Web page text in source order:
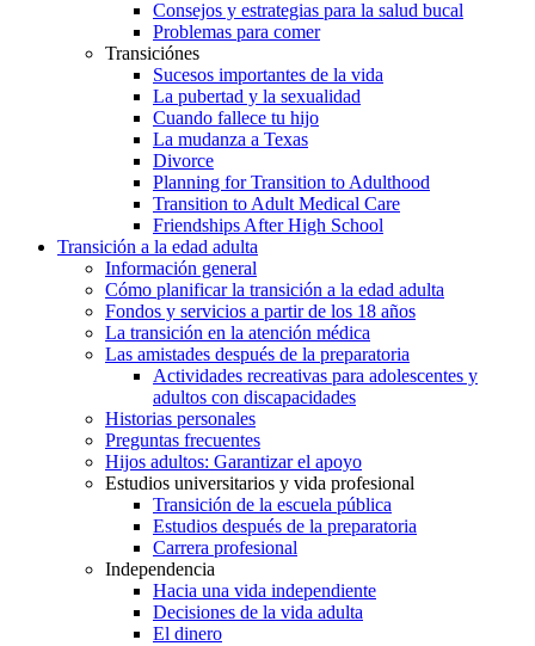
Consejos y estrategias para la salud bucal
Problemas para comer
Transiciónes
Sucesos importantes de la vida
La pubertad y la sexualidad
Cuando fallece tu hijo
La mudanza a Texas
Divorce
Planning for Transition to Adulthood
Transition to Adult Medical Care
Friendships After High School
Transición a la edad adulta
Información general
Cómo planificar la transición a la edad adulta
Fondos y servicios a partir de los 18 años
La transición en la atención médica
Las amistades después de la preparatoria
Actividades recreativas para adolescentes y
adultos con discapacidades
Historias personales
Preguntas frecuentes
Hijos adultos: Garantizar el apoyo
Estudios universitarios y vida profesional
Transición de la escuela pública
Estudios después de la preparatoria
Carrera profesional
Independencia
Hacia una vida independiente
Decisiones de la vida adulta
El dinero